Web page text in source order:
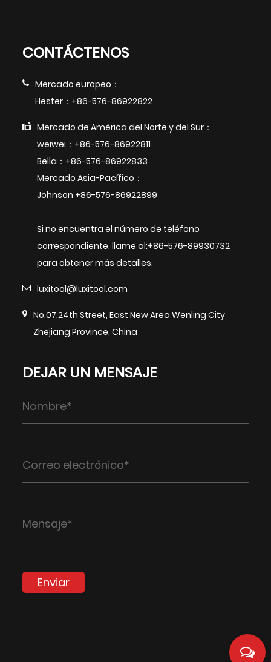
CONTÁCTENOS
Mercado europeo：
Hester：+86-576-86922822
Mercado de América del Norte y del Sur：
weiwei：+86-576-86922811
Bella：+86-576-86922833
Mercado Asia-Pacífico：
Johnson +86-576-86922899
Si no encuentra el número de teléfono
correspondiente, llame al:+86-576-89930732
para obtener más detalles.
luxitool@luxitool.com
No.07,24th Street, East New Area Wenling City
Zhejiang Province, China
DEJAR UN MENSAJE
Enviar